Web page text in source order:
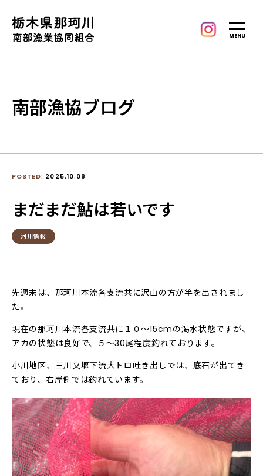
MENU
南部漁協ブログ
POSTED: 2025.10.08
まだまだ鮎は若いです
河川情報
先週末は、那珂川本流各支流共に沢山の方が竿を出されまし
た。
現在の那珂川本流各支流共に１０〜15cmの渇水状態ですが、
アカの状態は良好で、５〜30尾程度釣れております。
小川地区、三川又堰下流大トロ吐き出しでは、底石が出てき
ており、右岸側では釣れています。